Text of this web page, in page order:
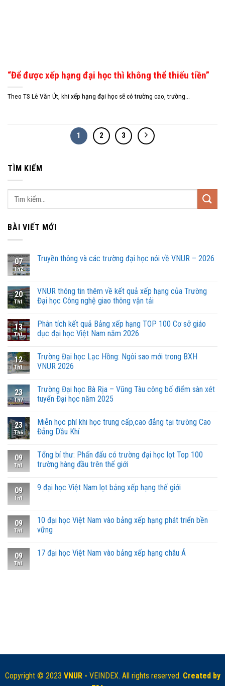
“Để được xếp hạng đại học thì không thể thiếu tiền”
Theo TS Lê Văn Út, khi xếp hạng đại học sẽ có trường cao, trường...
1 2 3
TÌM KIẾM
BÀI VIẾT MỚI
07
Th2
Truyền thông và các trường đại học nói về VNUR – 2026
20
Th1
VNUR thông tin thêm về kết quả xếp hạng của Trường
Đại học Công nghệ giao thông vận tải
13
Th1
Phân tích kết quả Bảng xếp hạng TOP 100 Cơ sở giáo
dục đại học Việt Nam năm 2026
12
Th1
Trường Đại học Lạc Hồng: Ngôi sao mới trong BXH
VNUR 2026
23
Th7
Trường Đại học Bà Rịa – Vũng Tàu công bố điểm sàn xét
tuyển Đại học năm 2025
23
Th6
Miễn học phí khi học trung cấp,cao đẳng tại trường Cao
Đẳng Dầu Khí
09
Th1
Tổng bí thư: Phấn đấu có trường đại học lọt Top 100
trường hàng đầu trên thế giới
09
Th1
9 đại học Việt Nam lọt bảng xếp hạng thế giới
09
Th1
10 đại học Việt Nam vào bảng xếp hạng phát triển bền
vững
09
Th1
17 đại học Việt Nam vào bảng xếp hạng châu Á
Copyright © 2023 VNUR - VEINDEX. All rights reserved. Created by